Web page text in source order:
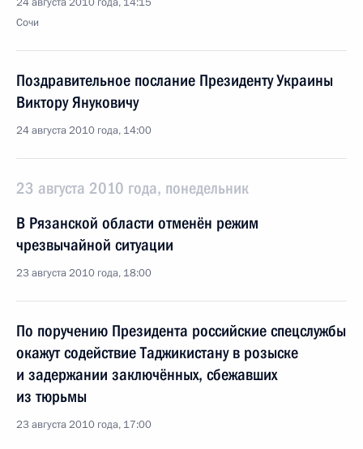
Сочи
Поздравительное послание Президенту Украины
Виктору Януковичу
24 августа 2010 года, 14:00
23 августа 2010 года, понедельник
В Рязанской области отменён режим
чрезвычайной ситуации
23 августа 2010 года, 18:00
По поручению Президента российские спецслужбы
окажут содействие Таджикистану в розыске
и задержании заключённых, сбежавших
из тюрьмы
23 августа 2010 года, 17:00